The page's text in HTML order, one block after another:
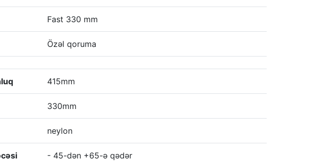
Fast 330 mm
Özəl qoruma
415mm
330mm
neylon
- 45-dən +65-ə qədər